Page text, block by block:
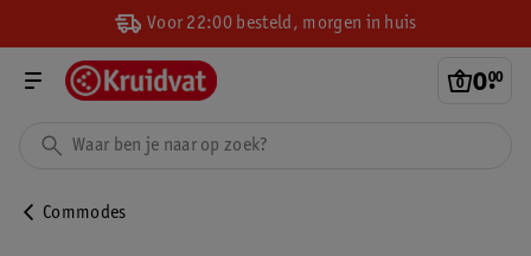
Voor 22:00 besteld, morgen in huis
0.
00
Commodes